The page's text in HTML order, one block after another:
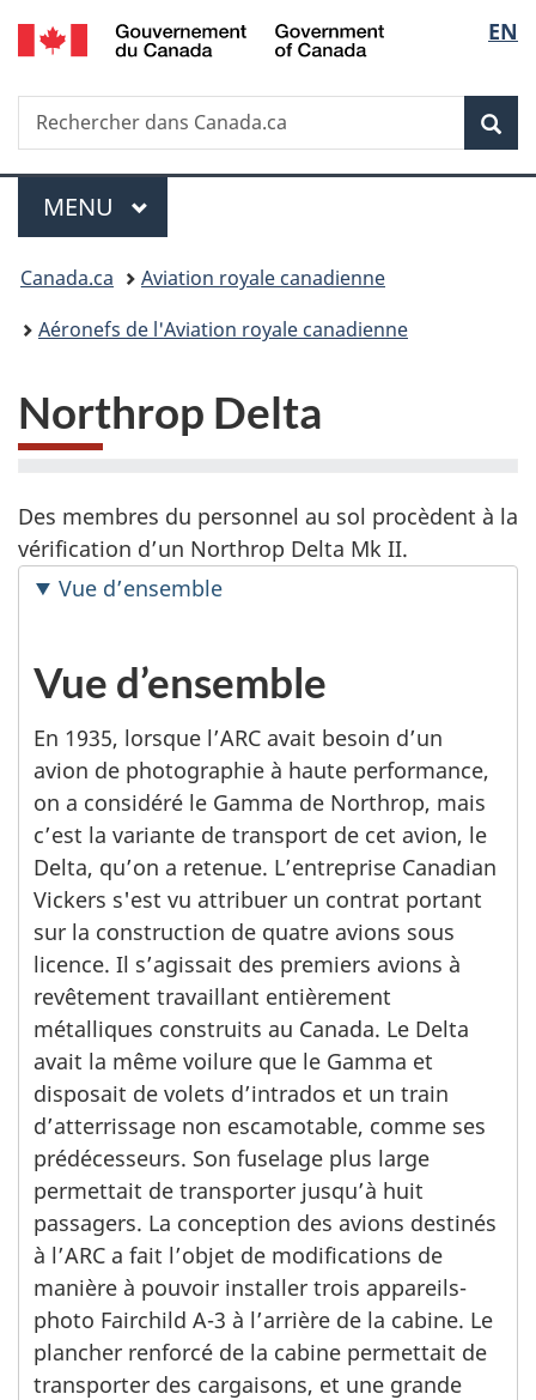
Passer
au
principal
Passer
à
Au
du
Passer
à
version
simplifiée
de
la
EN
Recherche
Rechercher
dans
Menu
MENU PRINCIPAL
Vous
êtes
Canada.ca
Aviation royale canadienne
Aéronefs de l'Aviation royale canadienne
Northrop Delta
Des membres du personnel au sol procèdent à la
vérification d’un Northrop Delta Mk II.
Vue d’ensemble
Vue d’ensemble
En 1935, lorsque l’ARC avait besoin d’un
avion de photographie à haute performance,
on a considéré le Gamma de Northrop, mais
c’est la variante de transport de cet avion, le
Delta, qu’on a retenue. L’entreprise Canadian
Vickers s'est vu attribuer un contrat portant
sur la construction de quatre avions sous
licence. Il s’agissait des premiers avions à
revêtement travaillant entièrement
métalliques construits au Canada. Le Delta
avait la même voilure que le Gamma et
disposait de volets d’intrados et un train
d’atterrissage non escamotable, comme ses
prédécesseurs. Son fuselage plus large
permettait de transporter jusqu’à huit
passagers. La conception des avions destinés
à l’ARC a fait l’objet de modifications de
manière à pouvoir installer trois appareils-
photo Fairchild A-3 à l’arrière de la cabine. Le
plancher renforcé de la cabine permettait de
transporter des cargaisons, et une grande